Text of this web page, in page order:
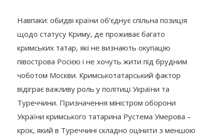
Навпаки: обидві країни об’єднує спільна позиція
щодо статусу Криму, де проживає багато
кримських татар, які не визнають окупацію
півострова Росією і не хочуть жити під брудним
чоботом Москви. Кримськотатарський фактор
відіграє важливу роль у політиці України та
Туреччини. Призначення міністром оборони
України кримського татарина Рустема Умерова –
крок, який в Туреччині складно оцінити з меншою